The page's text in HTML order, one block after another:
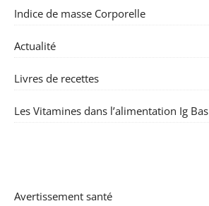
Indice de masse Corporelle
Actualité
Livres de recettes
Les Vitamines dans l’alimentation Ig Bas
Avertissement santé